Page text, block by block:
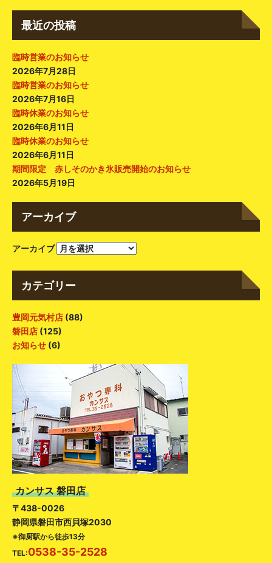
最近の投稿
臨時営業のお知らせ
2026年7月28日
臨時営業のお知らせ
2026年7月16日
臨時休業のお知らせ
2026年6月11日
臨時休業のお知らせ
2026年6月11日
期間限定 赤しそのかき氷販売開始のお知らせ
2026年5月19日
アーカイブ
アーカイブ
カテゴリー
豊岡元気村店 (88)
磐田店 (125)
お知らせ (6)
カンサス 磐田店
〒438-0026
静岡県磐田市西貝塚2030
※御厨駅から徒歩13分
TEL:0538-35-2528